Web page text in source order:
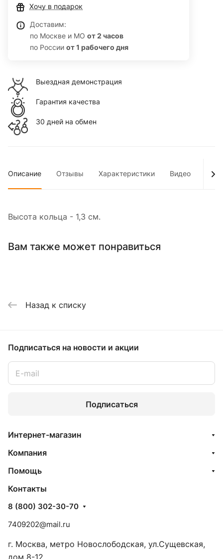
Хочу в подарок
Доставим:
по Москве и МО от 2 часов
по России от 1 рабочего дня
Выездная демонстрация
Гарантия качества
30 дней на обмен
Описание Отзывы Характеристики Видео
Высота кольца - 1,3 см.
Вам также может понравиться
Назад к списку
Подписаться на новости и акции
Подписаться
Интернет-магазин
Компания
Помощь
Контакты
8 (800) 302-30-70
7409202@mail.ru
г. Москва, метро Новослободская, ул.Сущевская,
дом 8-12